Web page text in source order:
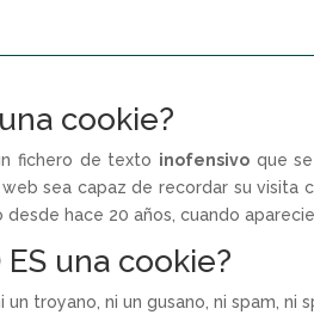
cookie?
fichero de texto inofensivoque se
sea capaz de recordar su visita
desde hace 20 años, cuando
ES una cookie?
un troyano, ni un gusano, ni spam, ni